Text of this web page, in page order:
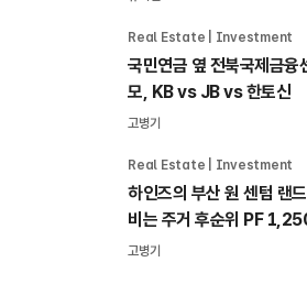
국민연금 옆 전북국제금융
모, KB vs JB vs 한토신
고병기
하인즈의 부산 원 센텀 랜
비는 주거 후순위 PF
고병기